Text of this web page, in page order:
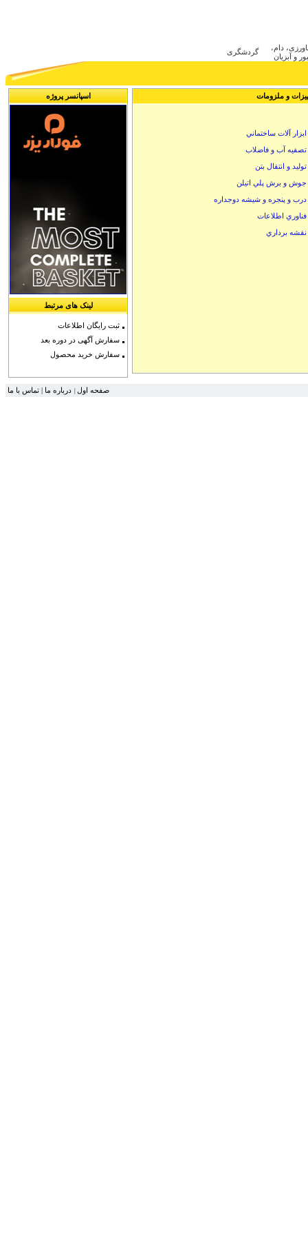
دام،
و آبزیان
گردشگری
اسپانسر پروژه
لینک های مرتبط
ثبت رایگان اطلاعات
سفارش آگهی در دوره بعد
سفارش خرید محصول
و ملزومات
ابزار آلات ساختماني
تصفيه آب و فاضلاب
توليد و انتقال بتن
جوش و برش پلي اتيلن
درب و پنجره و شيشه دوجداره
فناوري اطلاعات
نقشه برداري
صفحه اول درباره ما تماس با ما